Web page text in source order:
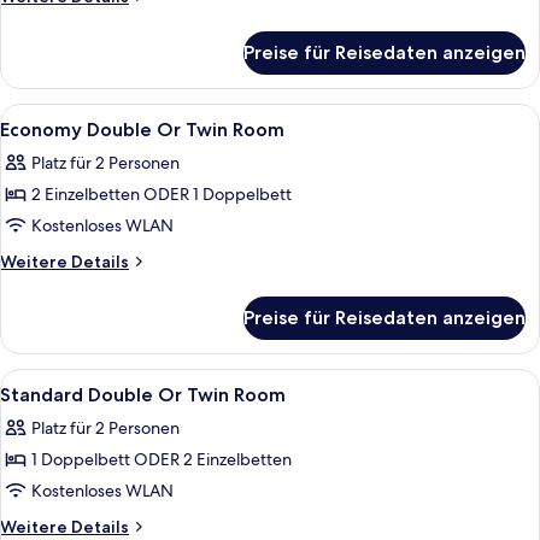
Room
Preise für Reisedaten anzeigen
Alle
Fotos
für
Economy
Double
Or
anzeigen
Ein Hotelzimmer mit einem Bett,
3
Economy Double Or Twin Room
Platz für 2 Personen
2 Einzelbetten ODER 1 Doppelbett
Kostenloses WLAN
Weitere Details
Weitere
Double
Or
Twin
Preise für Reisedaten anzeigen
Alle
Fotos
für
Standard
Double
Or
Ein modernes Badezimmer mit
2
Standard Double Or Twin Room
Platz für 2 Personen
1 Doppelbett ODER 2 Einzelbetten
Kostenloses WLAN
Weitere Details
Weitere